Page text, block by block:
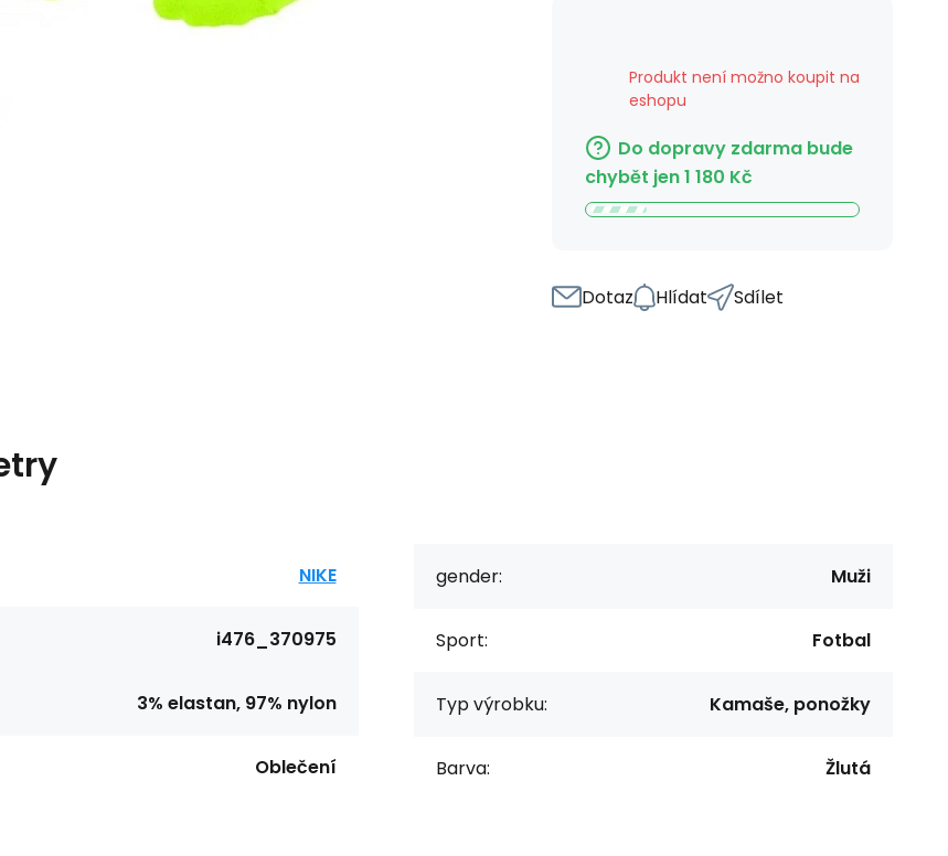
Produkt není možno koupit na
eshopu
Do dopravy zdarma bude
chybět jen1 180 Kč
Dotaz Hlídat Sdílet
NIKE
i476_370975
3% elastan, 97% nylon
Oblečení
gender: Muži
Sport: Fotbal
Typ výrobku: Kamaše, ponožky
Barva: Žlutá